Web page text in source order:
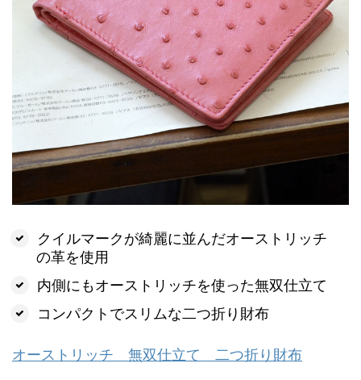
クイルマークが綺麗に並んだオーストリッチ
の革を使用
内側にもオーストリッチを使った無双仕立て
コンパクトでスリムな二つ折り財布
オーストリッチ 無双仕立て 二つ折り財布